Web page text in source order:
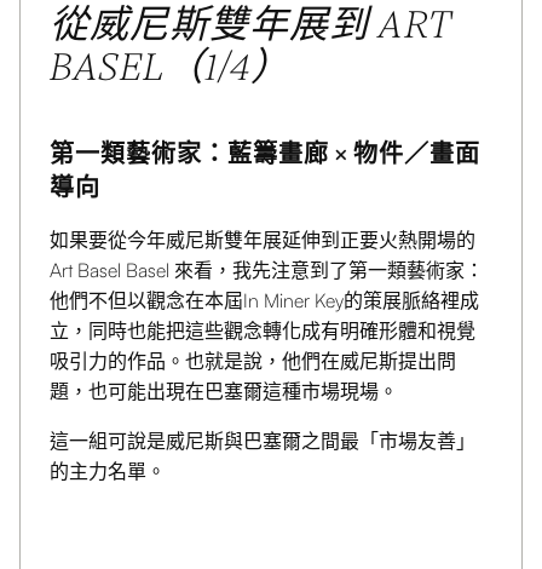
從威尼斯雙年展到 ART
BASEL（1/4）
第一類藝術家：藍籌畫廊 × 物件／畫面
導向
如果要從今年威尼斯雙年展延伸到正要火熱開場的
Art Basel Basel 來看，我先注意到了第一類藝術家：
他們不但以觀念在本屆In Miner Key的策展脈絡裡成
立，同時也能把這些觀念轉化成有明確形體和視覺
吸引力的作品。也就是說，他們在威尼斯提出問
題，也可能出現在巴塞爾這種市場現場。
這一組可說是威尼斯與巴塞爾之間最「市場友善」
的主力名單。